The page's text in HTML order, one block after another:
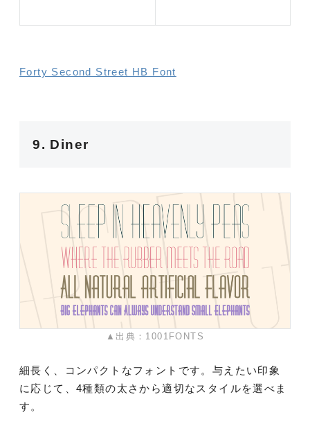
Forty Second Street HB Font
9. Diner
▲出典：1001FONTS
細長く、コンパクトなフォントです。与えたい印象
に応じて、4種類の太さから適切なスタイルを選べま
す。